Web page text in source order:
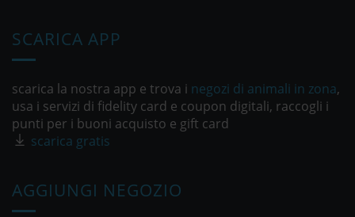
SCARICA APP
scarica la nostra app e trova i negozi di animali in zona,
usa i servizi di fidelity card e coupon digitali, raccogli i
punti per i buoni acquisto e gift card
scarica gratis
AGGIUNGI NEGOZIO